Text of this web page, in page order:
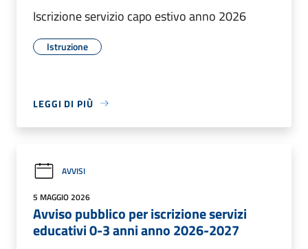
Iscrizione servizio capo estivo anno 2026
Istruzione
LEGGI DI PIÙ
AVVISI
5 MAGGIO 2026
Avviso pubblico per iscrizione servizi
educativi 0-3 anni anno 2026-2027